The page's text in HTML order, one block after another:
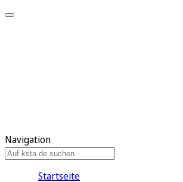
Navigation
Startseite